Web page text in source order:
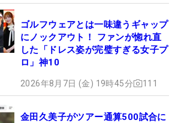
ゴルフウェアとは一味違うギャップ
にノックアウト！ ファンが惚れ直
した「ドレス姿が完璧すぎる女子プ
ロ」神10
2026年8月7日 (金) 19時45分 111
金田久美子がツアー通算500試合に